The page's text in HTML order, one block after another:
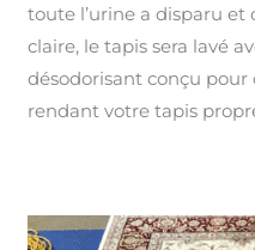
toute l’urine a disparu et
claire, le tapis sera lavé
désodorisant conçu pour
rendant votre tapis